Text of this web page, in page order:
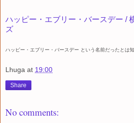
ハッピー・エブリー・バースデー /
ズ
ハッピー・エブリー・バースデー という名前だったとは
Lhuga at 19:00
Share
No comments: